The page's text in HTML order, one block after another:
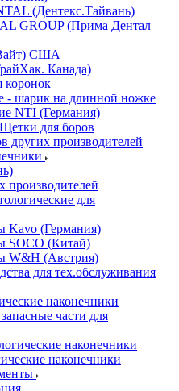
(Дентекс.Тайвань)
GROUP (Прима Дентал
США
Канада)
коронок
- шарик на длинной ножке
NTI (Германия)
для боров
других производителей
производителей
для
Kavo (Германия)
SOCO (Китай)
W&H (Австрия)
для тех.обслуживания
наконечники
части для
наконечники
наконечники